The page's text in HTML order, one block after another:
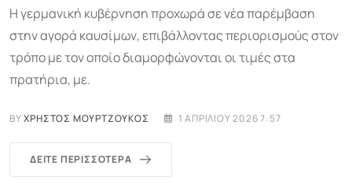
Η γερμανική κυβέρνηση προχωρά σε νέα παρέμβαση
στην αγορά καυσίμων, επιβάλλοντας περιορισμούς στον
τρόπο με τον οποίο διαμορφώνονται οι τιμές στα
πρατήρια, με.
BYΧΡΉΣΤΟΣ ΜΟΥΡΤΖΟΎΚΟΣ 1 ΑΠΡΙΛΊΟΥ 2026 7:57
ΔΕΊΤΕ ΠΕΡΙΣΣΌΤΕΡΑ